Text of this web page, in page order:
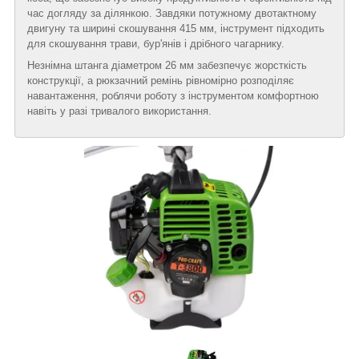
час догляду за ділянкою. Завдяки потужному двотактному
двигуну та ширині скошування 415 мм, інструмент підходить
для скошування трави, бур'янів і дрібного чагарнику.
Незнімна штанга діаметром 26 мм забезпечує жорсткість
конструкції, а рюкзачний ремінь рівномірно розподіляє
навантаження, роблячи роботу з інструментом комфортною
навіть у разі тривалого використання.